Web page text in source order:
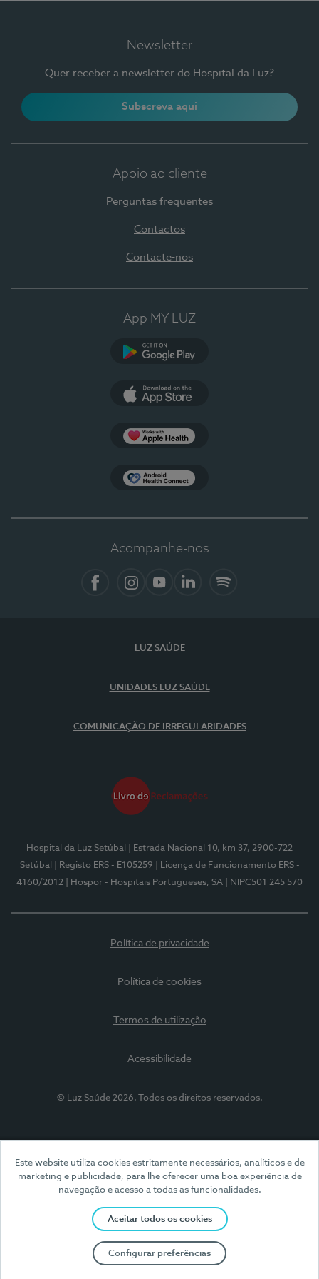
Este website utiliza cookies estritamente necessários, analíticos e de
marketing e publicidade, para lhe oferecer uma boa experiência de
navegação e acesso a todas as funcionalidades.
Aceitar todos os cookies
Configurar preferências
Newsletter
Quer receber a newsletter do Hospital da Luz?
Subscreva aqui
Apoio ao cliente
Perguntas frequentes
Contactos
Contacte-nos
App MY LUZ
Acompanhe-nos
LUZ SAÚDE
UNIDADES LUZ SAÚDE
COMUNICAÇÃO DE IRREGULARIDADES
Hospital da Luz Setúbal
| Estrada Nacional 10, km 37, 2900-722
Setúbal
| Registo ERS - E105259
| Licença de Funcionamento ERS -
4160/2012
| Hospor - Hospitais Portugueses, SA | NIPC501 245 570
Política de privacidade
Política de cookies
Termos de utilização
Acessibilidade
© Luz Saúde 2026. Todos os direitos reservados.